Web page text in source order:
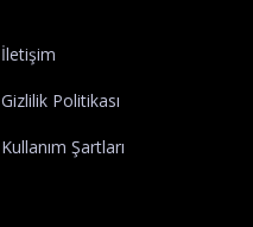
İletişim
Gizlilik Politikası
Kullanım Şartları